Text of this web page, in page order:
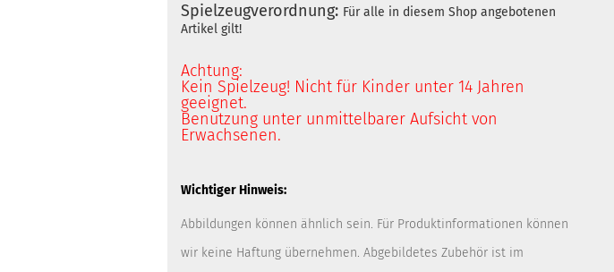
Spielzeugverordnung: Für alle in diesem Shop angebotenen
Artikel gilt!
Achtung:
Kein Spielzeug! Nicht für Kinder unter 14 Jahren
geeignet.
Benutzung unter unmittelbarer Aufsicht von
Erwachsenen.
Wichtiger Hinweis:
Abbildungen können ähnlich sein. Für Produktinformationen können
wir keine Haftung übernehmen. Abgebildetes Zubehör ist im